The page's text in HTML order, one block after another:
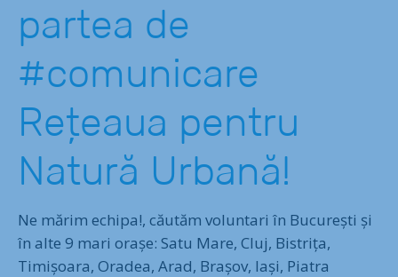
partea de
#comunicare
Rețeaua pentru
Natură Urbană!
Ne mărim echipa!, căutăm voluntari în București și
în alte 9 mari orașe: Satu Mare, Cluj, Bistrița,
Timișoara, Oradea, Arad, Brașov, Iași, Piatra